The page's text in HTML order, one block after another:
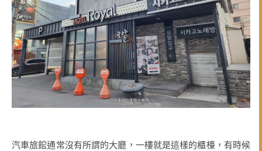
汽車旅館通常沒有所謂的大廳，一樓就是這樣的櫃檯，有時候